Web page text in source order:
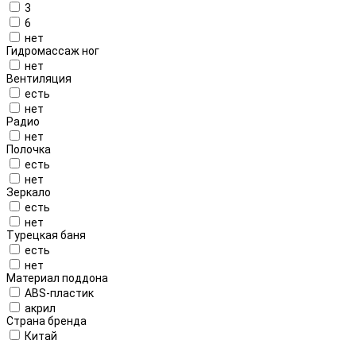
3
6
нет
Гидромассаж ног
нет
Вентиляция
есть
нет
Радио
нет
Полочка
есть
нет
Зеркало
есть
нет
Турецкая баня
есть
нет
Материал поддона
ABS-пластик
акрил
Страна бренда
Китай